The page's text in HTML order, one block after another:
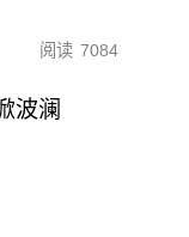
阅读 7084
波澜